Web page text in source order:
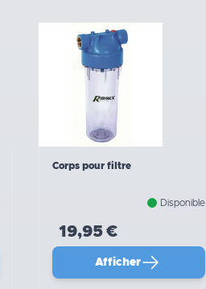
Corps pour filtre
Disponible
19,95 €
Afficher